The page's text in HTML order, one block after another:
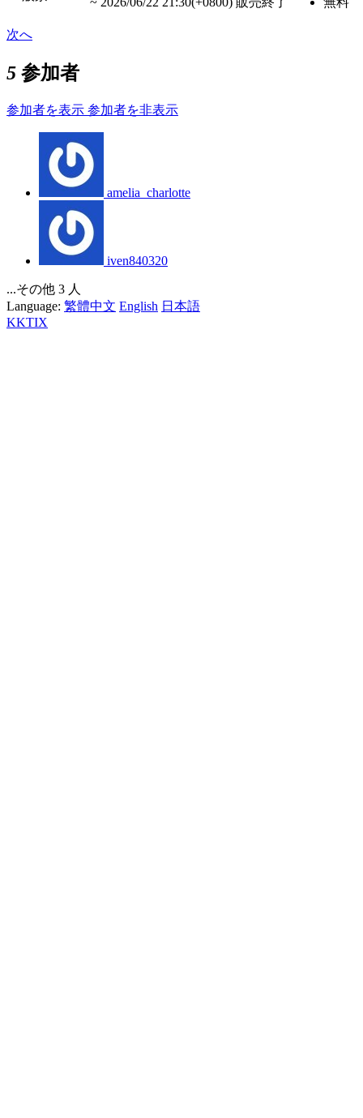
次へ
5 参加者
参加者を表示 参加者を非表示
amelia_charlotte
iven840320
...その他 3 人
Language: 繁體中文 English 日本語
KKTIX